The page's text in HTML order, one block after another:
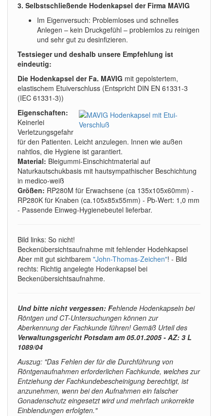
3. Selbstschließende Hodenkapsel der Firma MAVIG
Im Eigenversuch: Problemloses und schnelles
Anlegen – kein Druckgefühl – problemlos zu reinigen
und sehr gut zu desinfizieren.
Testsieger und deshalb unsere Empfehlung ist
eindeutig:
Die Hodenkapsel der Fa. MAVIG mit gepolstertem,
elastischem Etuiverschluss (Entspricht DIN EN 61331-3
(IEC 61331-3))
Eigenschaften:
Keinerlei
Verletzungsgefahr
für den Patienten. Leicht anzulegen. Innen wie außen
nahtlos, die Hygiene ist garantiert.
Material: Bleigummi-Einschichtmaterial auf
Naturkautschukbasis mit hautsympathischer Beschichtung
in medico-weiß
Größen: RP280M für Erwachsene (ca 135x105x60mm) -
RP280K für Knaben (ca.105x85x55mm) - Pb-Wert: 1,0 mm
- Passende Einweg-Hygienebeutel lieferbar.
Bild links: So nicht!
Beckenübersichtsaufnahme mit fehlender Hodehkapsel
Aber mit gut sichtbarem "John-Thomas-Zeichen"! - Bild
rechts: Richtig angelegte Hodenkapsel bei
Beckenübersichtsaufnahme.
Und bitte nicht vergessen: Fehlende Hodenkapseln bei
Röntgen und CT-Untersuchungen können zur
Aberkennung der Fachkunde führen! Gemäß Urteil des
Verwaltungsgericht Potsdam am 05.01.2005 - AZ: 3 L
1089/04
Auszug: "Das Fehlen der für die Durchführung von
Röntgenaufnahmen erforderlichen Fachkunde, welches zur
Entziehung der Fachkundebescheinigung berechtigt, ist
anzunehmen, wenn bei den Aufnahmen ein falscher
Gonadenschutz eingesetzt wird und mehrfach unkorrekte
Einblendungen erfolgten."